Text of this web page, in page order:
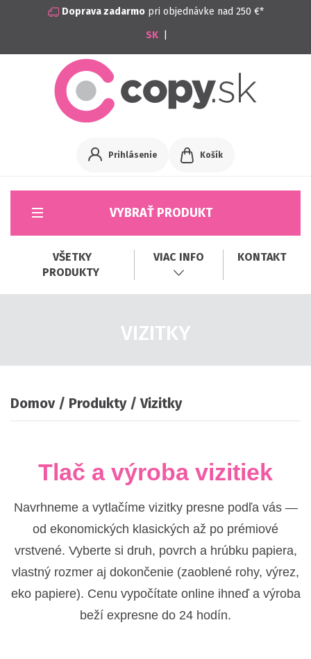
Doprava zadarmopri objednávke nad 250 €*
Prihlásenie Košík
VYBRAŤ PRODUKT
VŠETKY
PRODUKTY
VIAC INFO KONTAKT
VIZITKY
Domov Produkty Vizitky
Tlač a výroba vizitiek
Navrhneme a vytlačíme vizitky presne podľa vás —
od ekonomických klasických až po prémiové
vrstvené. Vyberte si druh, povrch a hrúbku papiera,
vlastný rozmer aj dokončenie (zaoblené rohy, výrez,
eko papiere). Cenu vypočítate online ihneď a výroba
beží expresne do 24 hodín.